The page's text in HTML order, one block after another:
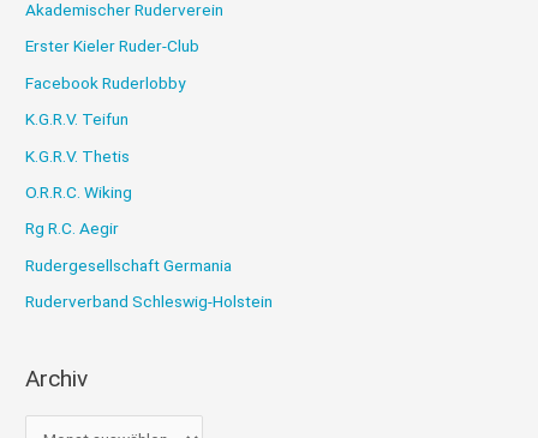
Akademischer Ruderverein
Erster Kieler Ruder-Club
Facebook Ruderlobby
K.G.R.V. Teifun
K.G.R.V. Thetis
O.R.R.C. Wiking
Rg R.C. Aegir
Rudergesellschaft Germania
Ruderverband Schleswig-Holstein
Archiv